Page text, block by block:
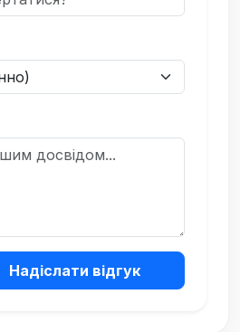
Надіслати відгук